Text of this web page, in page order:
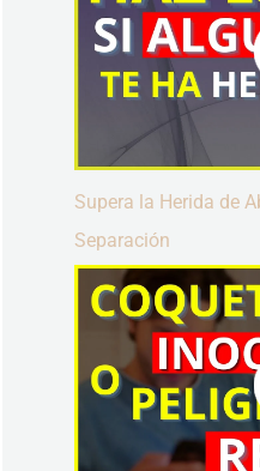
Supera la Herida de
Separación